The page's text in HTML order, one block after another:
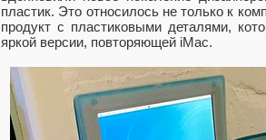
пластик. Это относилось не только к
продукт с пластиковыми деталями,
яркой версии, повторяющей iMac.